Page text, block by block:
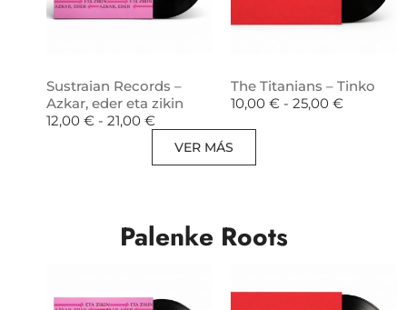
Sustraian Records –
Azkar, eder eta zikin
12,00 € - 21,00 €
The Titanians – Tinko
10,00 € - 25,00 €
VER MÁS
Palenke Roots